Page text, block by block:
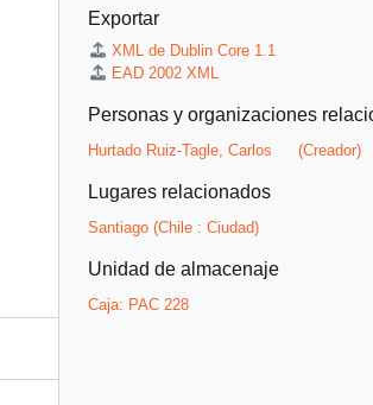
Exportar
XML de Dublin Core 1.1
EAD 2002 XML
Personas y organizaciones
Hurtado Ruiz-Tagle, Carlos (Creador)
Lugares relacionados
Santiago (Chile : Ciudad)
Unidad de almacenaje
Caja: PAC 228